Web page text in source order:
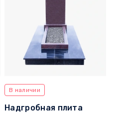
В наличии
Надгробная плита